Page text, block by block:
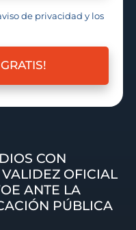
de privacidad y los
CON
OFICIAL
ANTE LA
PÚBLICA